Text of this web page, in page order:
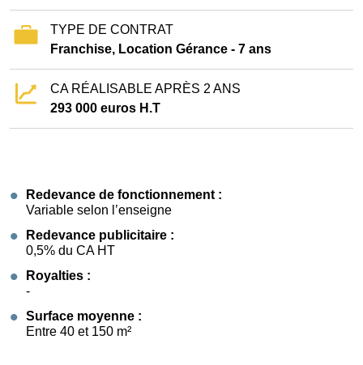
TYPE DE CONTRAT
Franchise, Location Gérance - 7 ans
CA RÉALISABLE APRÈS 2 ANS
293 000 euros H.T
Redevance de fonctionnement :
Variable selon l’enseigne
Redevance publicitaire :
0,5% du CA HT
Royalties :
-
Surface moyenne :
Entre 40 et 150 m²